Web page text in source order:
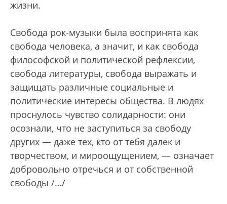
жизни.
Свобода рок-музыки была воспринята как
свобода человека, а значит, и как свобода
философской и политической рефлексии,
свобода литературы, свобода выражать и
защищать различные социальные и
политические интересы общества. В людях
проснулось чувство солидарности: они
осознали, что не заступиться за свободу
других — даже тех, кто от тебя далек и
творчеством, и мироощущением, — означает
добровольно отречься и от собственной
свободы /…/